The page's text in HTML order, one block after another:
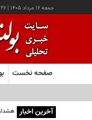
جمعه ۱۶ مرداد ۱۴۰۵ |
صفحه نخست
آخرین اخبار